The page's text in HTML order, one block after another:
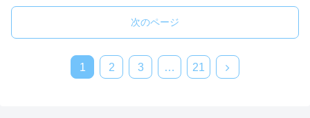
次のページ
1 2 3 … 21